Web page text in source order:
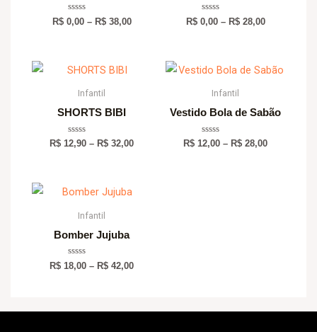
Avaliação
0
R$0,00 – R$38,00
Avaliação
0
R$0,00 – R$28,00
Infantil
SHORTS BIBI
Avaliação
R$ 12,90 – R$ 32,00
Infantil
Vestido Bola de Sabão
Avaliação
R$ 12,00 – R$ 28,00
Price
R$ 28,00
Infantil
Bomber Jujuba
Avaliação
R$ 18,00 – R$ 42,00